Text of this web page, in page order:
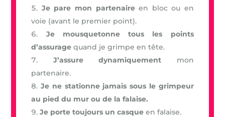
Je pare mon partenaireen bloc ou en
voie (avant le premier point).
Je mousquetonne tous les points
d’assurage quand je grimpe en tête.
J’assure dynamiquement mon
partenaire.
Je ne stationne jamais sous le grimpeur
au pied du mur ou de la falaise.
Je porte toujours un casque en falaise.